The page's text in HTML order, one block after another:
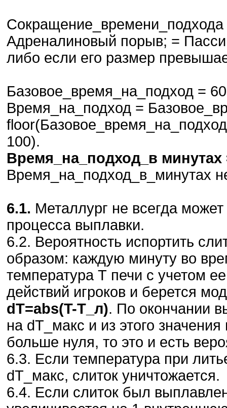
Сокращение_времени_подхода
Адреналиновый порыв; =
либо если его размер
Базовое_время_на_подход =
Время_на_подход =
100).
Время_на_подход_в
Время_на_подход_в_минутах
6.1. Металлург не всегда
процесса выплавки.
6.2. Вероятность испортить
образом: каждую минуту во
температура Т печи с учетом
действий игроков и берется
dT=abs(T-T_л). По окончании
на dT_макс и из этого
больше нуля, то это и есть
6.3. Если температура при
dT_макс, слиток уничтожается.
6.4. Если слиток был